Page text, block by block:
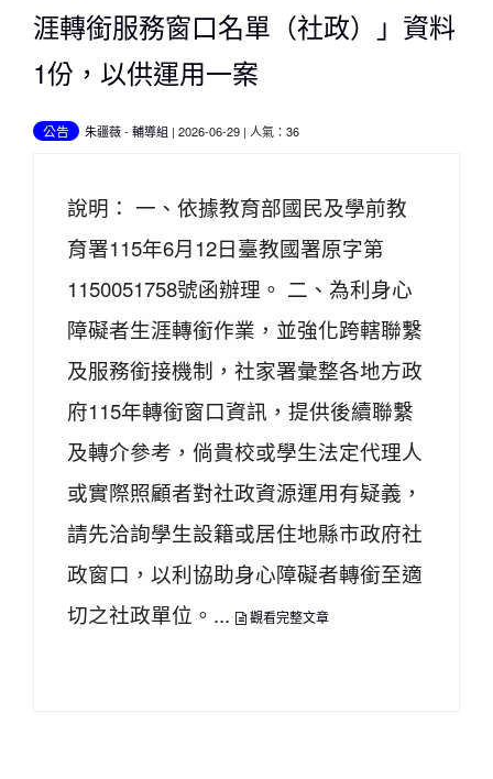
涯轉銜服務窗口名單（社政）」資料
1份，以供運用一案
公告 朱疆薇- 輔導組 | 2026-06-29 | 人氣：36
說明： 一、依據教育部國民及學前教
育署115年6月12日臺教國署原字第
1150051758號函辦理。 二、為利身心
障礙者生涯轉銜作業，並強化跨轄聯繫
及服務銜接機制，社家署彙整各地方政
府115年轉銜窗口資訊，提供後續聯繫
及轉介參考，倘貴校或學生法定代理人
或實際照顧者對社政資源運用有疑義，
請先洽詢學生設籍或居住地縣市政府社
政窗口，以利協助身心障礙者轉銜至適
切之社政單位。...
觀看完整文章